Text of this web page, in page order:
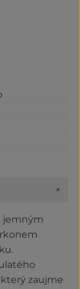
+
jemným
zaujme